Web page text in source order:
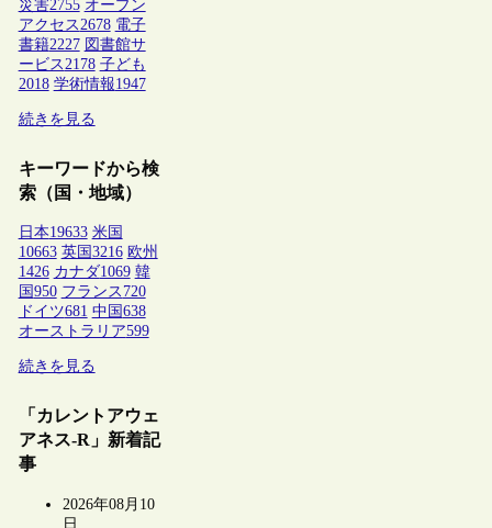
災害2755 オープン
アクセス 2678 電子
書籍2227 図書館サ
ービス 2178 子ども
2018 学術情報1947
続きを見る
キーワードから検
索（国・地域）
日本19633 米国
10663 英国 3216 欧州
1426 カナダ1069 韓
国 950 フランス 720
ドイツ681 中国 638
オーストラリア599
続きを見る
「カレントアウェ
アネス-R」新着記
事
2026年08月10
日